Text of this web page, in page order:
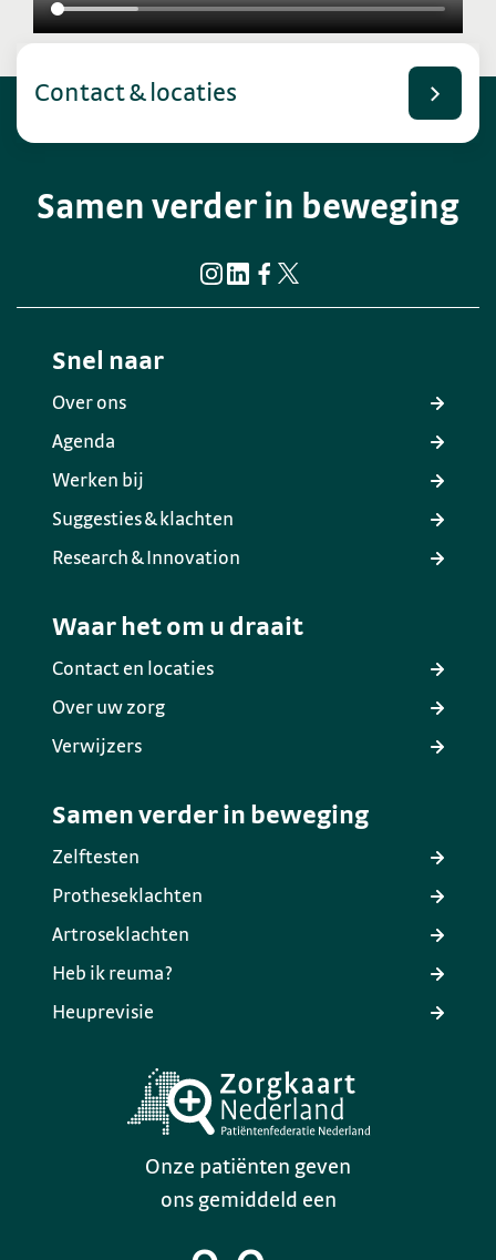
Samen verder in beweging
Contact & locaties
Snel naar
Over ons
Agenda
Werken bij
Suggesties & klachten
Research & Innovation
Waar het om u draait
Contact en locaties
Over uw zorg
Verwijzers
Samen verder in beweging
Zelftesten
Protheseklachten
Artroseklachten
Heb ik reuma?
Heuprevisie
Onze patiënten geven
ons gemiddeld een